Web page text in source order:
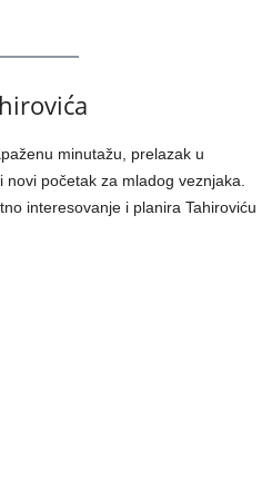
minutažu, prelazak u
početak za mladog veznjaka.
interesovanje i planira Tahiroviću